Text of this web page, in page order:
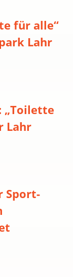
für alle“
Lahr
Lahr
Sport-